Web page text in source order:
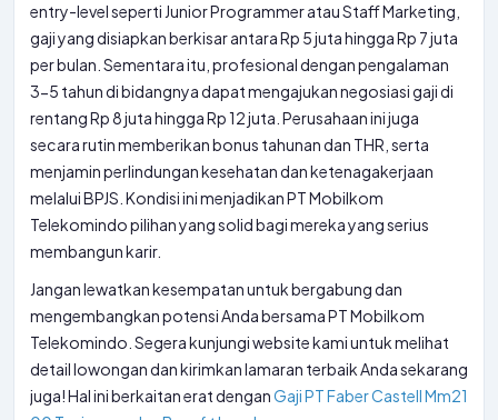
entry-level seperti Junior Programmer atau Staff Marketing,
gaji yang disiapkan berkisar antara Rp 5 juta hingga Rp 7 juta
per bulan. Sementara itu, profesional dengan pengalaman
3-5 tahun di bidangnya dapat mengajukan negosiasi gaji di
rentang Rp 8 juta hingga Rp 12 juta. Perusahaan ini juga
secara rutin memberikan bonus tahunan dan THR, serta
menjamin perlindungan kesehatan dan ketenagakerjaan
melalui BPJS. Kondisi ini menjadikan PT Mobilkom
Telekomindo pilihan yang solid bagi mereka yang serius
membangun karir.
Jangan lewatkan kesempatan untuk bergabung dan
mengembangkan potensi Anda bersama PT Mobilkom
Telekomindo. Segera kunjungi website kami untuk melihat
detail lowongan dan kirimkan lamaran terbaik Anda sekarang
juga! Hal ini berkaitan erat denganGaji PT Faber Castell Mm21